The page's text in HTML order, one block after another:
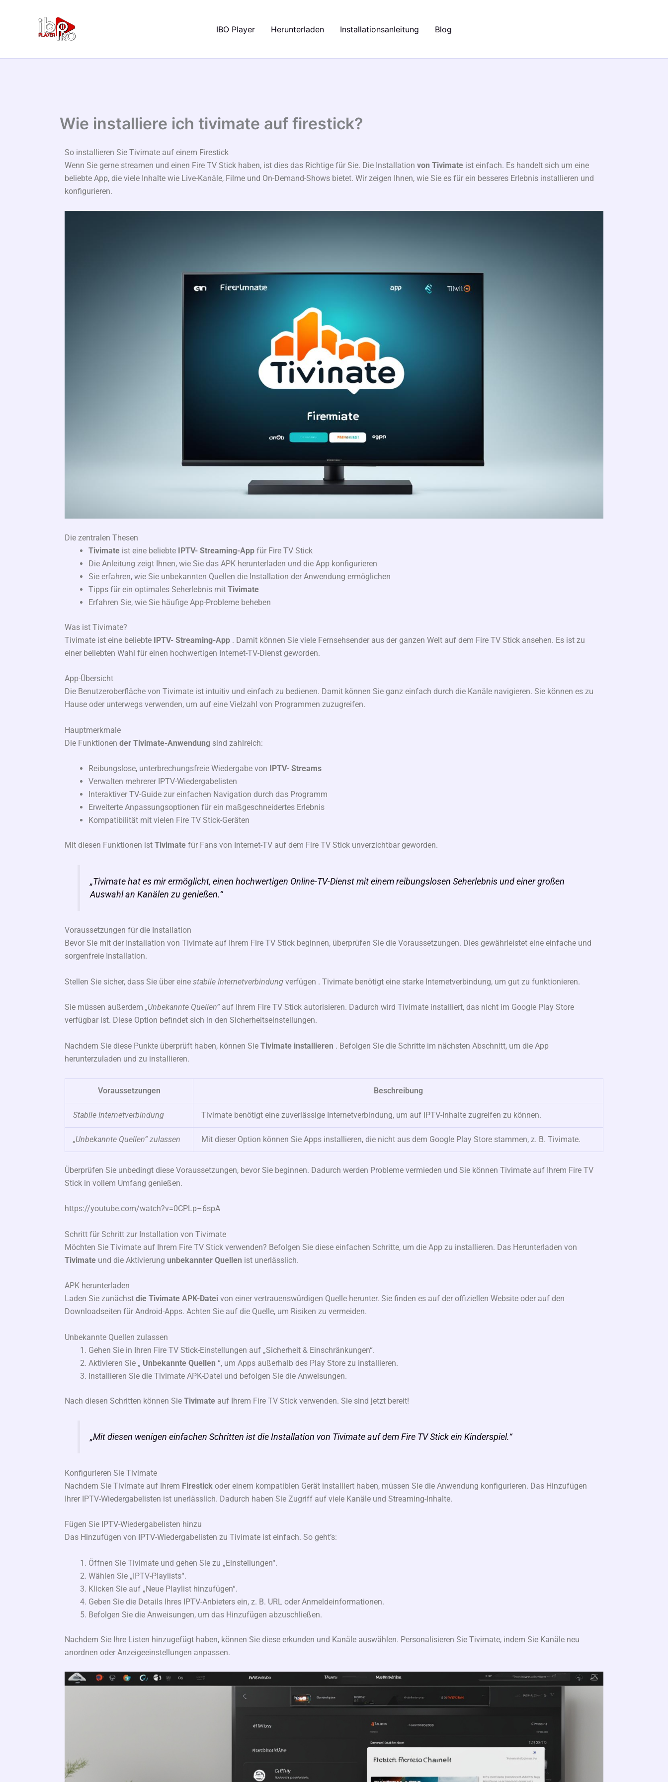
IBO Player Herunterladen Installationsanleitung Blog
Wie installiere ich tivimate auf firestick?
So installieren Sie Tivimate auf einem Firestick
Wenn Sie gerne streamen und einen Fire TV Stick haben, ist dies das Richtige für Sie. Die Installation von Tivimate ist einfach. Es handelt sich um eine
beliebte App, die viele Inhalte wie Live-Kanäle, Filme und On-Demand-Shows bietet. Wir zeigen Ihnen, wie Sie es für ein besseres Erlebnis installieren und
konfigurieren.
Die zentralen Thesen
Tivimate ist eine beliebte IPTV- Streaming-App für Fire TV Stick
Die Anleitung zeigt Ihnen, wie Sie das APK herunterladen und die App konfigurieren
Sie erfahren, wie Sie unbekannten Quellen die Installation der Anwendung ermöglichen
Tipps für ein optimales Seherlebnis mit Tivimate
Erfahren Sie, wie Sie häufige App-Probleme beheben
Was ist Tivimate?
Tivimate ist eine beliebte IPTV- Streaming-App . Damit können Sie viele Fernsehsender aus der ganzen Welt auf dem Fire TV Stick ansehen. Es ist zu
einer beliebten Wahl für einen hochwertigen Internet-TV-Dienst geworden.
App-Übersicht
Die Benutzeroberfläche von Tivimate ist intuitiv und einfach zu bedienen. Damit können Sie ganz einfach durch die Kanäle navigieren. Sie können es zu
Hause oder unterwegs verwenden, um auf eine Vielzahl von Programmen zuzugreifen.
Hauptmerkmale
Die Funktionen der Tivimate-Anwendung sind zahlreich:
Reibungslose, unterbrechungsfreie Wiedergabe von
IPTV- Streams
Verwalten mehrerer IPTV-Wiedergabelisten
Interaktiver TV-Guide zur einfachen Navigation durch das Programm
Erweiterte Anpassungsoptionen für ein maßgeschneidertes Erlebnis
Kompatibilität mit vielen Fire TV Stick-Geräten
Mit diesen Funktionen ist Tivimate für Fans von Internet-TV auf dem Fire TV Stick unverzichtbar geworden.
„Tivimate hat es mir ermöglicht, einen hochwertigen Online-TV-Dienst mit einem reibungslosen Seherlebnis und einer großen
Auswahl an Kanälen zu genießen.“
Voraussetzungen für die Installation
Bevor Sie mit der Installation von Tivimate auf Ihrem Fire TV Stick beginnen, überprüfen Sie die Voraussetzungen. Dies gewährleistet eine einfache und
sorgenfreie Installation.
Stellen Sie sicher, dass Sie über eine stabile Internetverbindung verfügen . Tivimate benötigt eine starke Internetverbindung, um gut zu funktionieren.
Sie müssen außerdem „Unbekannte Quellen“auf Ihrem Fire TV Stick autorisieren. Dadurch wird Tivimate installiert, das nicht im Google Play Store
verfügbar ist. Diese Option befindet sich in den Sicherheitseinstellungen.
Nachdem Sie diese Punkte überprüft haben, können Sie Tivimate installieren . Befolgen Sie die Schritte im nächsten Abschnitt, um die App
herunterzuladen und zu installieren.
Voraussetzungen Beschreibung
Stabile Internetverbindung Tivimate benötigt eine zuverlässige Internetverbindung, um auf IPTV-Inhalte zugreifen zu können.
„Unbekannte Quellen“ zulassen Mit dieser Option können Sie Apps installieren, die nicht aus dem Google Play Store stammen, z. B. Tivimate.
Überprüfen Sie unbedingt diese Voraussetzungen, bevor Sie beginnen. Dadurch werden Probleme vermieden und Sie können Tivimate auf Ihrem Fire TV
Stick in vollem Umfang genießen.
https://youtube.com/watch?v=0CPLp–6spA
Schritt für Schritt zur Installation von Tivimate
Möchten Sie Tivimate auf Ihrem Fire TV Stick verwenden? Befolgen Sie diese einfachen Schritte, um die App zu installieren. Das Herunterladen von
Tivimate und die Aktivierung unbekannter Quellen ist unerlässlich.
APK herunterladen
Laden Sie zunächst die Tivimate APK-Datei von einer vertrauenswürdigen Quelle herunter. Sie finden es auf der offiziellen Website oder auf den
Downloadseiten für Android-Apps. Achten Sie auf die Quelle, um Risiken zu vermeiden.
Unbekannte Quellen zulassen
Gehen Sie in Ihren Fire TV Stick-Einstellungen auf „Sicherheit & Einschränkungen“.
Aktivieren Sie „ Unbekannte Quellen “, um Apps außerhalb des Play Store zu installieren.
Installieren Sie die Tivimate APK-Datei und befolgen Sie die Anweisungen.
Nach diesen Schritten können Sie Tivimate auf Ihrem Fire TV Stick verwenden. Sie sind jetzt bereit!
„Mit diesen wenigen einfachen Schritten ist die Installation von Tivimate auf dem Fire TV Stick ein Kinderspiel.“
Konfigurieren Sie Tivimate
Nachdem Sie Tivimate auf Ihrem Firestick oder einem kompatiblen Gerät installiert haben, müssen Sie die Anwendung konfigurieren. Das Hinzufügen
Ihrer IPTV-Wiedergabelisten ist unerlässlich. Dadurch haben Sie Zugriff auf viele Kanäle und Streaming-Inhalte.
Fügen Sie IPTV-Wiedergabelisten hinzu
Das Hinzufügen von IPTV-Wiedergabelisten zu Tivimate ist einfach. So geht’s:
Öffnen Sie Tivimate und gehen Sie zu „Einstellungen“.
Wählen Sie „IPTV-Playlists“.
Klicken Sie auf „Neue Playlist hinzufügen“.
Geben Sie die Details Ihres IPTV-Anbieters ein, z. B. URL oder Anmeldeinformationen.
Befolgen Sie die Anweisungen, um das Hinzufügen abzuschließen.
Nachdem Sie Ihre Listen hinzugefügt haben, können Sie diese erkunden und Kanäle auswählen. Personalisieren Sie Tivimate, indem Sie Kanäle neu
anordnen oder Anzeigeeinstellungen anpassen.